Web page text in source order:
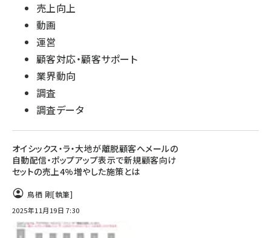
売上向上
動画
運営
顧客対応・顧客サポート
業界動向
調査
調査データ
オイシックス・ラ・大地が離脱顧客へメールの
自動配信・ポップアップ表示で新規顧客向け
セットの売上4%増やした施策とは
鳥栖 剛[執筆]
2025年11月19日 7:30